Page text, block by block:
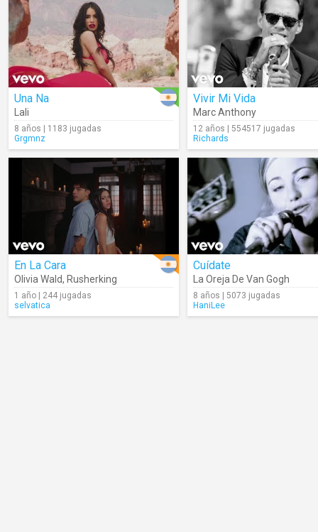
Una Na
Lali
8 años | 1183 jugadas
Grgmnz
Vivir Mi Vida
Marc Anthony
12 años | 554517 jugadas
Richards
En La Cara
Olivia Wald, Rusherking
1 año | 244 jugadas
selvatica
Cuídate
La Oreja De Van Gogh
8 años | 5073 jugadas
HaniLee